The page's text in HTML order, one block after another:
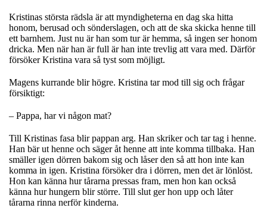
Kristinas största rädsla är att myndigheterna en dag ska hitta
honom, berusad och sönderslagen, och att de ska skicka henne till
ett barnhem. Just nu är han som tur är hemma, så ingen ser honom
dricka. Men när han är full är han inte trevlig att vara med. Därför
försöker Kristina vara så tyst som möjligt.
Magens kurrande blir högre. Kristina tar mod till sig och frågar
försiktigt:
– Pappa, har vi någon mat?
Till Kristinas fasa blir pappan arg. Han skriker och tar tag i henne.
Han bär ut henne och säger åt henne att inte komma tillbaka. Han
smäller igen dörren bakom sig och låser den så att hon inte kan
komma in igen. Kristina försöker dra i dörren, men det är lönlöst.
Hon kan känna hur tårarna pressas fram, men hon kan också
känna hur hungern blir större. Till slut ger hon upp och låter
tårarna rinna nerför kinderna.